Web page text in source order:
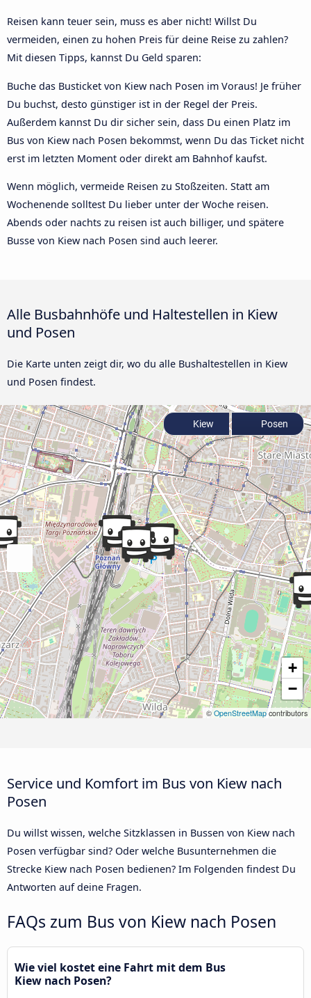
Reisen kann teuer sein, muss es aber nicht! Willst Du
vermeiden, einen zu hohen Preis für deine Reise zu zahlen?
Mit diesen Tipps, kannst Du Geld sparen:
Buche das Busticket von Kiew nach Posen im Voraus! Je früher
Du buchst, desto günstiger ist in der Regel der Preis.
Außerdem kannst Du dir sicher sein, dass Du einen Platz im
Bus von Kiew nach Posen bekommst, wenn Du das Ticket nicht
erst im letzten Moment oder direkt am Bahnhof kaufst.
Wenn möglich, vermeide Reisen zu Stoßzeiten. Statt am
Wochenende solltest Du lieber unter der Woche reisen.
Abends oder nachts zu reisen ist auch billiger, und spätere
Busse von Kiew nach Posen sind auch leerer.
Alle Busbahnhöfe und Haltestellen in Kiew
und Posen
Die Karte unten zeigt dir, wo du alle Bushaltestellen in Kiew
und Posen findest.
+
−
© OpenStreetMapcontributors
Kiew Posen
Service und Komfort im Bus von Kiew nach
Posen
Du willst wissen, welche Sitzklassen in Bussen von Kiew nach
Posen verfügbar sind? Oder welche Busunternehmen die
Strecke Kiew nach Posen bedienen? Im Folgenden findest Du
Antworten auf deine Fragen.
FAQs zum Bus von Kiew nach Posen
Wie viel kostet eine Fahrt mit dem Bus
Kiew nach Posen?